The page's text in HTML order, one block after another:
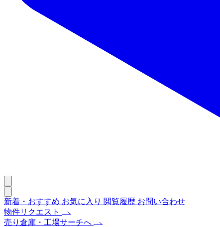
新着・おすすめ お気に入り 閲覧履歴 お問い合わせ
物件リクエスト
売り倉庫・工場サーチへ